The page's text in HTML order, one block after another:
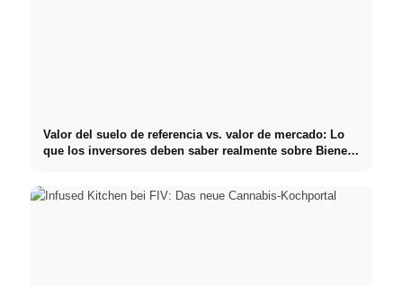
Valor del suelo de referencia vs. valor de mercado: Lo
que los inversores deben saber realmente sobre Bienes